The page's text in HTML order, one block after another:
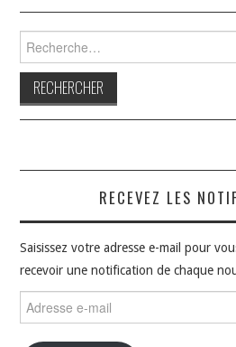
RECEVEZ LES
Saisissez votre adresse e-mail pour
recevoir une notification de chaque
e-